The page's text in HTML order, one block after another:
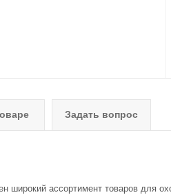
Задать вопрос
широкий ассортимент товаров